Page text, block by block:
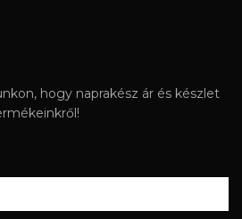
hogy naprakész ár és készlet